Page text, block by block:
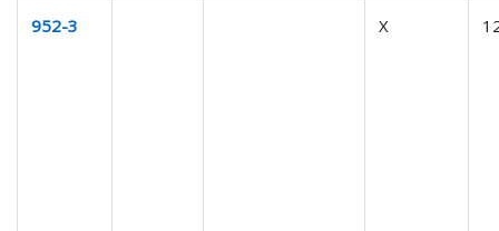
952-3 X